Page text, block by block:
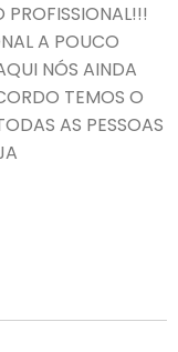
A POUCO
NÓS AINDA
TEMOS O
AS PESSOAS